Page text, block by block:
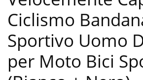
Ciclismo
Sportivo Uomo
per Moto Bici